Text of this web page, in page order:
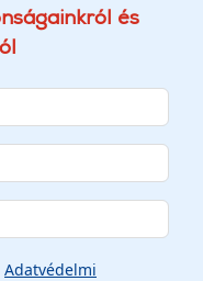
és
Adatvédelmi